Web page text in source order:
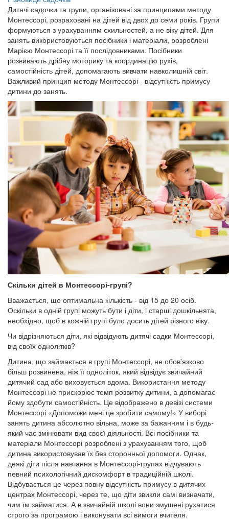
Дитячі садочки та групи, організовані за принципами методу
Монтессорі, розраховані на дітей від двох до семи років. Групи
формуються з урахуванням схильностей, а не віку дітей. Для
занять використовуються посібники і матеріали, розроблені
Марією Монтессорі та її послідовниками. Посібники
розвивають дрібну моторику та координацію рухів,
самостійність дітей, допомагають вивчати навколишній світ.
Важливий принцип методу Монтессорі - відсутність примусу
дитини до занять.
Скільки дітей в Монтессорі-групі?
Вважається, що оптимальна кількість - від 15 до 20 осіб.
Оскільки в одній групі можуть бути і діти, і старші дошкільнята,
необхідно, щоб в кожній групі було досить дітей різного віку.
Чи відрізняються діти, які відвідують дитячі садки Монтессорі,
від своїх однолітків?
Дитина, що займається в групі Монтессорі, не обов'язково
більш розвинена, ніж її одноліток, який відвідує звичайний
дитячий сад або виховується вдома. Використання методу
Монтессорі не прискорює темп розвитку дитини, а допомагає
йому здобути самостійність. Це відображено в девізі системи
Монтессорі «Допоможи мені це зробити самому!» У виборі
занять дитина абсолютно вільна, може за бажанням і в будь-
який час змінювати вид своєї діяльності. Всі посібники та
матеріали Монтессорі розроблені з урахуванням того, щоб
дитина використовував їх без сторонньої допомоги. Однак,
деякі діти після навчання в Монтессорі-групах відчувають
певний психологічний дискомфорт в традиційній школі.
Відбувається це через повну відсутність примусу в дитячих
центрах Монтессорі, через те, що діти звикли самі визначати,
чим їм займатися. А в звичайній школі вони змушені рухатися
строго за програмою і виконувати всі вимоги вчителя.